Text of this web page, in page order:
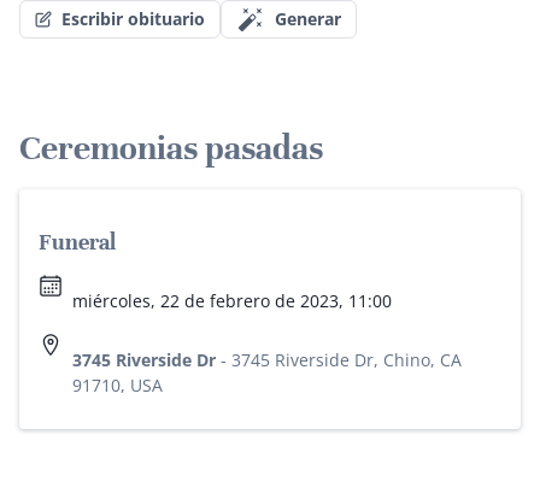
Escribir obituario Generar
Ceremonias pasadas
Funeral
miércoles, 22 de febrero de 2023, 11:00
3745 Riverside Dr - 3745 Riverside Dr, Chino, CA
91710, USA